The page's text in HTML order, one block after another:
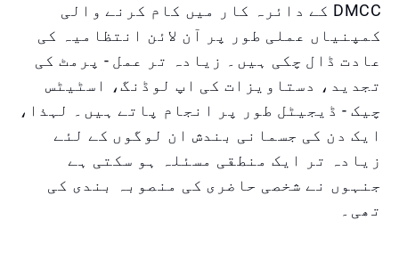
DMCC کے دائرہ کار میں کام کرنے والی
کمپنیاں عملی طور پر آن لائن انتظامیہ کی
عادت ڈال چکی ہیں۔ زیادہ تر عمل - پرمٹ کی
تجدید، دستاویزات کی اپ لوڈنگ، اسٹیٹس
چیک - ڈیجیٹل طور پر انجام پاتے ہیں۔ لہذا،
ایک دن کی جسمانی بندش ان لوگوں کے لئے
زیادہ تر ایک منطقی مسئلہ ہو سکتی ہے
جنہوں نے شخصی حاضری کی منصوبہ بندی کی
تھی۔